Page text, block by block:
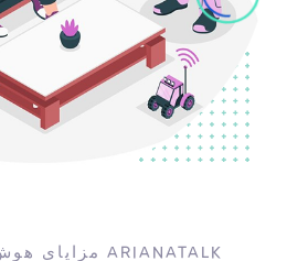
مزایای هوش مصنوعی آریانا ARIANATALK